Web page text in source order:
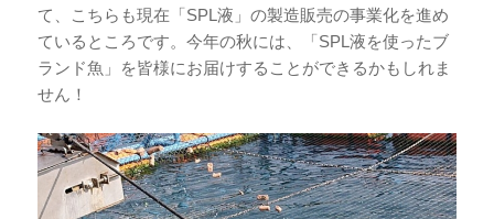
て、こちらも現在「SPL液」の製造販売の事業化を進め
ているところです。今年の秋には、「SPL液を使ったブ
ランド魚」を皆様にお届けすることができるかもしれま
せん！